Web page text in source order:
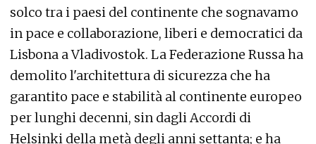
solco tra i paesi del continente che sognavamo
in pace e collaborazione, liberi e democratici da
Lisbona a Vladivostok. La Federazione Russa ha
demolito l'architettura di sicurezza che ha
garantito pace e stabilità al continente europeo
per lunghi decenni, sin dagli Accordi di
Helsinki della metà degli anni settanta; e ha